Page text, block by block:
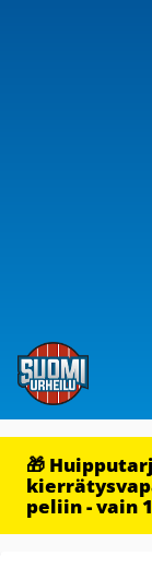
🎁
peliin - vain